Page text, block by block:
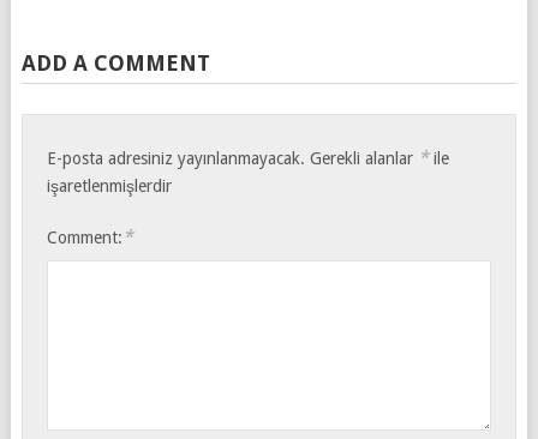
ADD A COMMENT
E-posta adresiniz yayınlanmayacak. Gerekli alanlar *ile
işaretlenmişlerdir
Comment: *